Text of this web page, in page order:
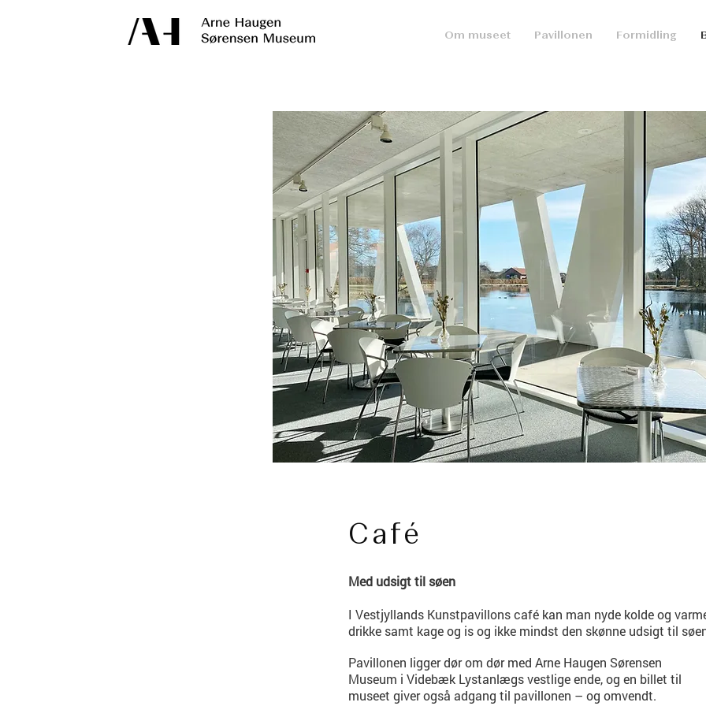
Om museet Pavillonen Formidling
Café
Med udsigt til søen
I Vestjyllands Kunstpavillons café kan man nyde kolde og
drikke samt kage og is og ikke mindst den skønne udsigt til
Pavillonen ligger dør om dør med Arne Haugen Sørensen
Museum i Videbæk Lystanlægs vestlige ende, og en billet til
museet giver også adgang til pavillonen – og omvendt.